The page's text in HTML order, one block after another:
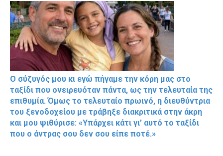
Ο σύζυγός μου κι εγώ πήγαμε την κόρη μας στο
ταξίδι που ονειρευόταν πάντα, ως την τελευταία της
επιθυμία. Όμως το τελευταίο πρωινό, η διευθύντρια
του ξενοδοχείου με τράβηξε διακριτικά στην άκρη
και μου ψιθύρισε: «Υπάρχει κάτι γι’ αυτό το ταξίδι
που ο άντρας σου δεν σου είπε ποτέ.»